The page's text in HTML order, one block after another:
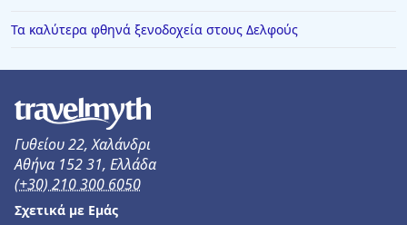
Τα καλύτερα φθηνά ξενοδοχεία στους Δελφούς
Γυθείου 22, Χαλάνδρι
Αθήνα 152 31, Ελλάδα
(+30) 210 300 6050
Σχετικά με Εμάς